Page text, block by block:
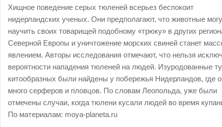
Хищное поведение серых тюленей всерьез беспокоит
нидерландских ученых. Они предполагают, что животные
научить своих товарищей подобному «трюку» в других
Северной Европы и уничтожение морских свиней станет
явлением. Авторы исследования отмечают, что нельзя
вероятности нападения тюленей на людей. Изуродованные
китообразных были найдены у побережья Нидерландов, где
много серферов и пловцов. По словам Леопольда, уже были
отмечены случаи, когда тюлени кусали людей во время
По материалам: moya-planeta.ru